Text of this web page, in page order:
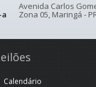
Avenida Carlos
Zona 05, Maringá -
Calendário